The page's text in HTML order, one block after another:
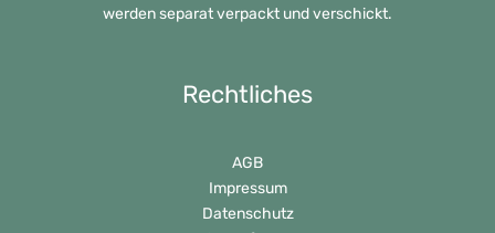
werden separat verpackt und verschickt.
Rechtliches
AGB
Impressum
Datenschutz